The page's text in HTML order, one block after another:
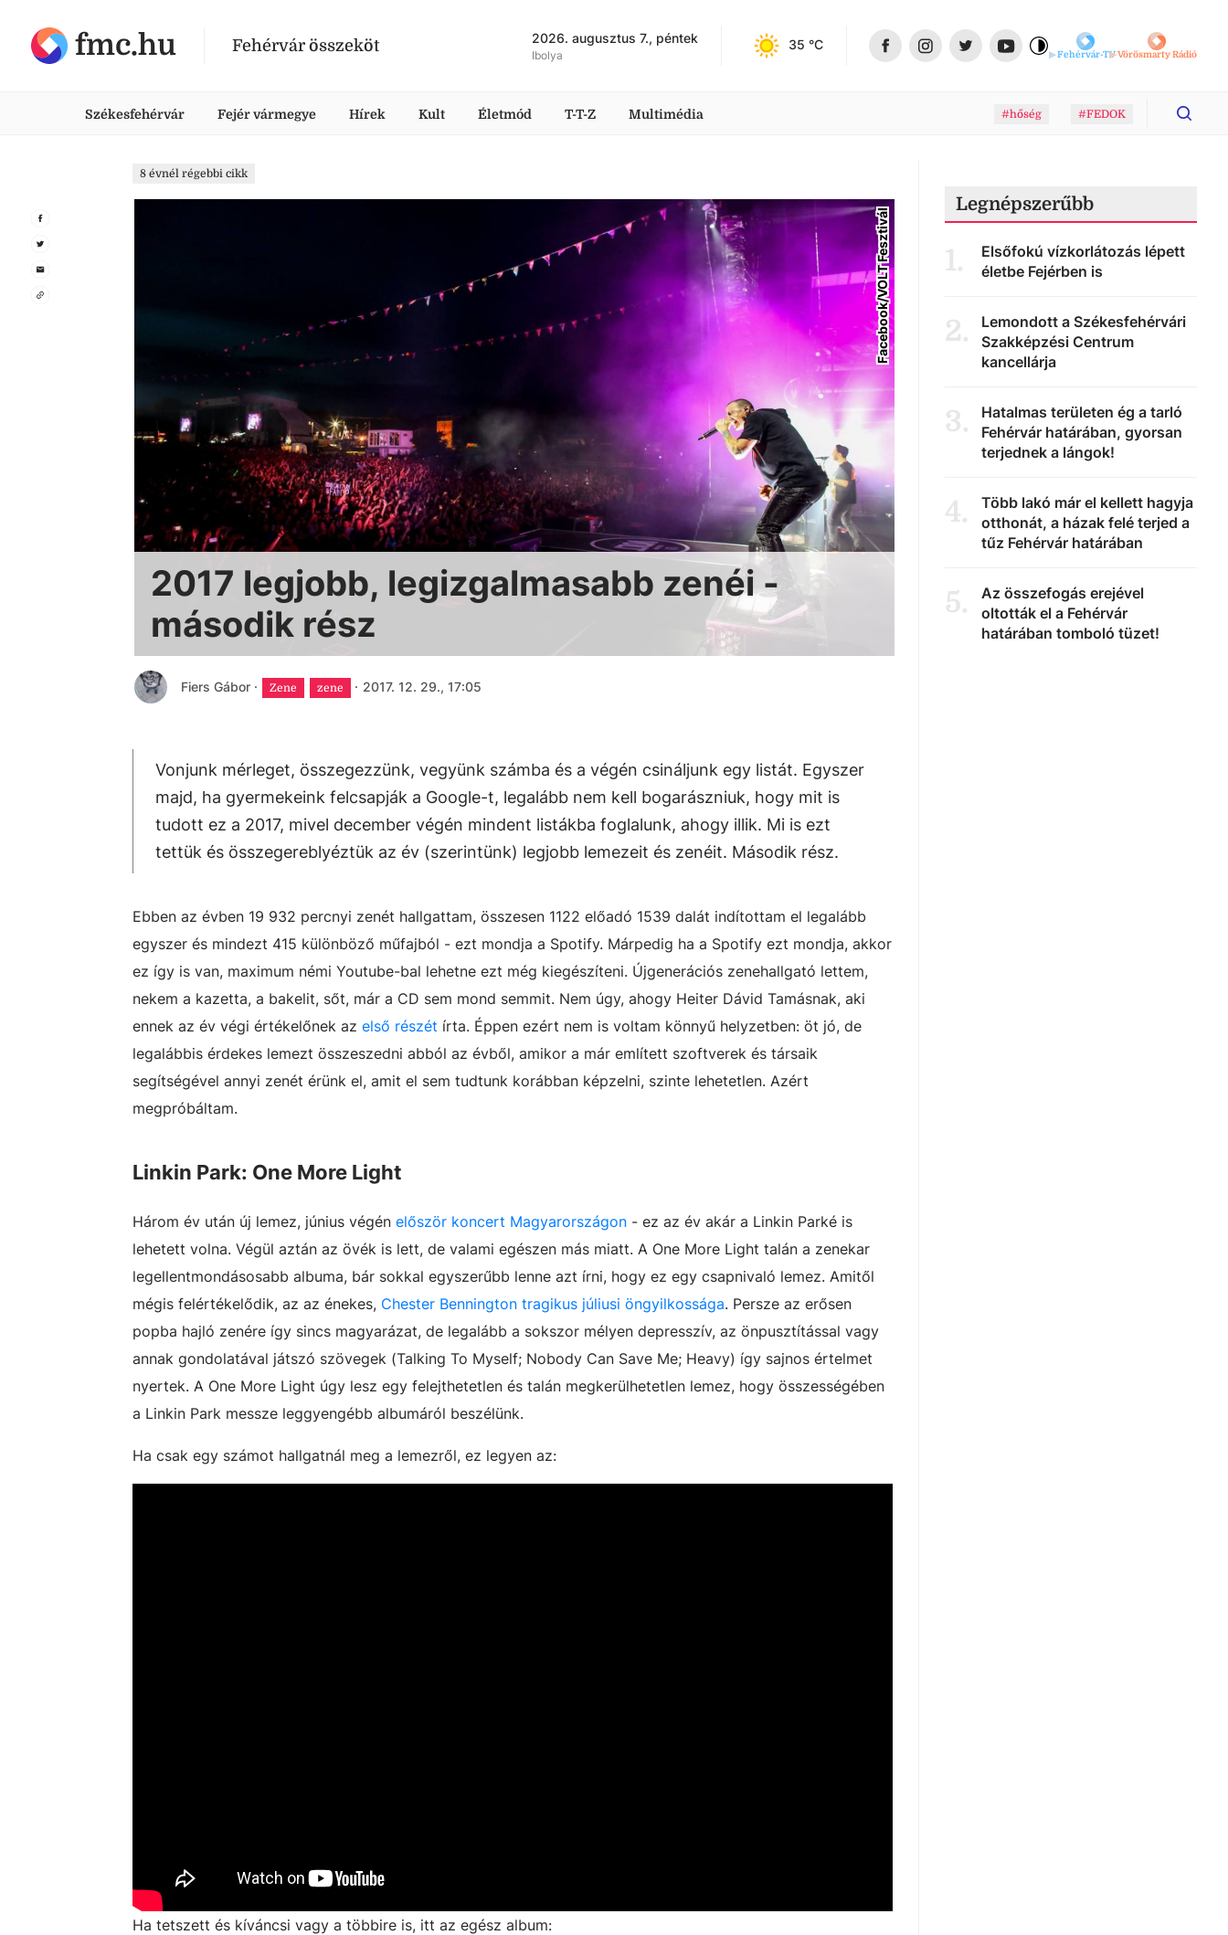
fmc.hu Fehérvár összeköt 2026. augusztus 7., péntek
Ibolya
35 °C
Fehérvár-TVVörösmarty Rádió
Székesfehérvár Fejér vármegye Hírek Kult Életmód T-T-Z Multimédia #hőség #FEDOK
8 évnél régebbi cikk
Facebook/VOLT Fesztivál
2017 legjobb, legizgalmasabb zenéi -
második rész
Fiers Gábor · Zene zene · 2017. 12. 29., 17:05
Vonjunk mérleget, összegezzünk, vegyünk számba és a végén csináljunk egy listát. Egyszer
majd, ha gyermekeink felcsapják a Google-t, legalább nem kell bogarászniuk, hogy mit is
tudott ez a 2017, mivel december végén mindent listákba foglalunk, ahogy illik. Mi is ezt
tettük és összegereblyéztük az év (szerintünk) legjobb lemezeit és zenéit. Második rész.
Ebben az évben 19 932 percnyi zenét hallgattam, összesen 1122 előadó 1539 dalát indítottam el legalább
egyszer és mindezt 415 különböző műfajból - ezt mondja a Spotify. Márpedig ha a Spotify ezt mondja, akkor
ez így is van, maximum némi Youtube-bal lehetne ezt még kiegészíteni. Újgenerációs zenehallgató lettem,
nekem a kazetta, a bakelit, sőt, már a CD sem mond semmit. Nem úgy, ahogy Heiter Dávid Tamásnak, aki
ennek az év végi értékelőnek az első részét írta. Éppen ezért nem is voltam könnyű helyzetben: öt jó, de
legalábbis érdekes lemezt összeszedni abból az évből, amikor a már említett szoftverek és társaik
segítségével annyi zenét érünk el, amit el sem tudtunk korábban képzelni, szinte lehetetlen. Azért
megpróbáltam.
Linkin Park: One More Light
Három év után új lemez, június végén először koncert Magyarországon - ez az év akár a Linkin Parké is
lehetett volna. Végül aztán az övék is lett, de valami egészen más miatt. A One More Light talán a zenekar
legellentmondásosabb albuma, bár sokkal egyszerűbb lenne azt írni, hogy ez egy csapnivaló lemez. Amitől
mégis felértékelődik, az az énekes, Chester Bennington tragikus júliusi öngyilkossága. Persze az erősen
popba hajló zenére így sincs magyarázat, de legalább a sokszor mélyen depresszív, az önpusztítással vagy
annak gondolatával játszó szövegek (Talking To Myself; Nobody Can Save Me; Heavy) így sajnos értelmet
nyertek. A One More Light úgy lesz egy felejthetetlen és talán megkerülhetetlen lemez, hogy összességében
a Linkin Park messze leggyengébb albumáról beszélünk.
Ha csak egy számot hallgatnál meg a lemezről, ez legyen az:
Ha tetszett és kíváncsi vagy a többire is, itt az egész album:
Legnépszerűbb
1.
Elsőfokú vízkorlátozás lépett
életbe Fejérben is
2.
Lemondott a Székesfehérvári
Szakképzési Centrum
kancellárja
3.
Hatalmas területen ég a tarló
Fehérvár határában, gyorsan
terjednek a lángok!
4.
Több lakó már el kellett hagyja
otthonát, a házak felé terjed a
tűz Fehérvár határában
5.
Az összefogás erejével
oltották el a Fehérvár
határában tomboló tüzet!